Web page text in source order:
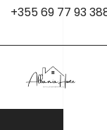
+355 69 77 93